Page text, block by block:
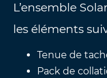
L’ensemble
les éléments
Tenue de
Pack de